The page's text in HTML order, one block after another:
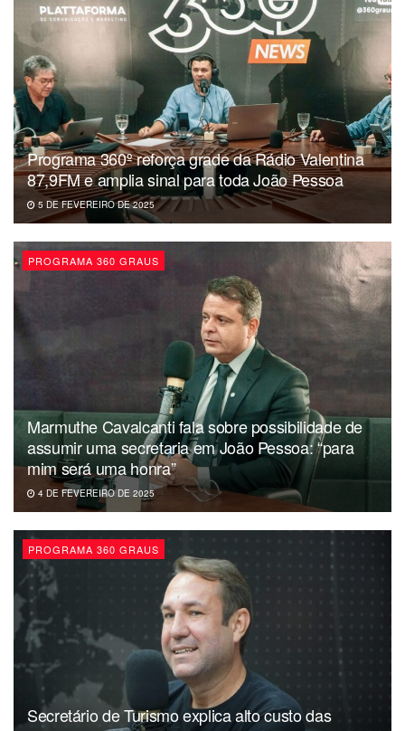
Programa 360º reforça grade da Rádio Valentina
87,9FM e amplia sinal para toda João Pessoa
5 DE FEVEREIRO DE 2025
PROGRAMA 360 GRAUS
Marmuthe Cavalcanti fala sobre possibilidade de
assumir uma secretaria em João Pessoa: “para
mim será uma honra”
4 DE FEVEREIRO DE 2025
PROGRAMA 360 GRAUS
Secretário de Turismo explica alto custo das